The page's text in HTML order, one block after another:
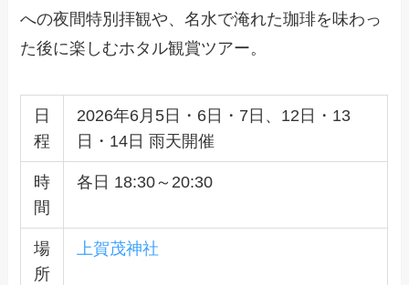
への夜間特別拝観や、名水で淹れた珈琲を味わっ
た後に楽しむホタル観賞ツアー。
日
程
2026年6月5日・6日・7日、12日・13
日・14日 雨天開催
時
間
各日 18:30～20:30
場
所
上賀茂神社